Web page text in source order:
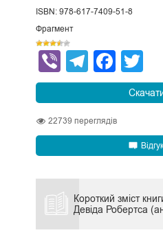
ISBN: 978-617-7409-51-8
Фрагмент
Viber
22739 переглядів
Короткий зміст
Девіда Робертса